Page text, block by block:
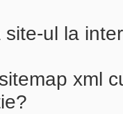
site-ul la
xml